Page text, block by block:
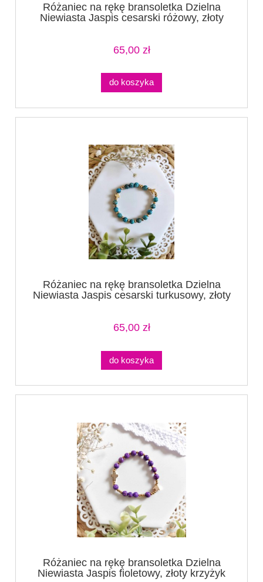
Różaniec na rękę bransoletka Dzielna
Niewiasta Jaspis cesarski różowy, złoty
65,00 zł
do koszyka
Różaniec na rękę bransoletka Dzielna
Niewiasta Jaspis cesarski turkusowy, złoty
65,00 zł
do koszyka
Różaniec na rękę bransoletka Dzielna
Niewiasta Jaspis fioletowy, złoty krzyżyk